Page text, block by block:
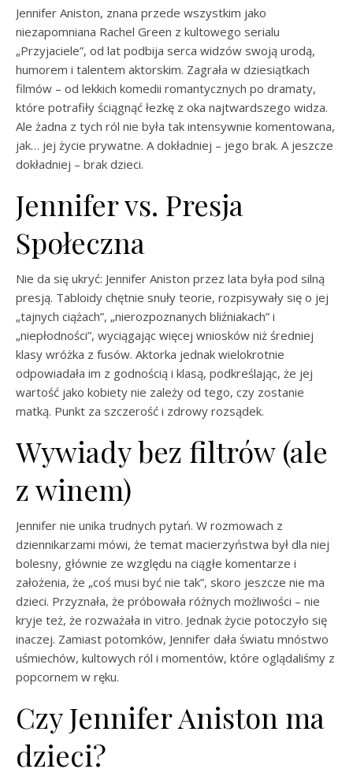
Jennifer Aniston, znana przede wszystkim jako
niezapomniana Rachel Green z kultowego serialu
„Przyjaciele”, od lat podbija serca widzów swoją urodą,
humorem i talentem aktorskim. Zagrała w dziesiątkach
filmów – od lekkich komedii romantycznych po dramaty,
które potrafiły ściągnąć łezkę z oka najtwardszego widza.
Ale żadna z tych ról nie była tak intensywnie komentowana,
jak… jej życie prywatne. A dokładniej – jego brak. A jeszcze
dokładniej – brak dzieci.
Jennifer vs. Presja
Społeczna
Nie da się ukryć: Jennifer Aniston przez lata była pod silną
presją. Tabloidy chętnie snuły teorie, rozpisywały się o jej
„tajnych ciążach”, „nierozpoznanych bliźniakach” i
„niepłodności”, wyciągając więcej wniosków niż średniej
klasy wróżka z fusów. Aktorka jednak wielokrotnie
odpowiadała im z godnością i klasą, podkreślając, że jej
wartość jako kobiety nie zależy od tego, czy zostanie
matką. Punkt za szczerość i zdrowy rozsądek.
Wywiady bez filtrów (ale
z winem)
Jennifer nie unika trudnych pytań. W rozmowach z
dziennikarzami mówi, że temat macierzyństwa był dla niej
bolesny, głównie ze względu na ciągłe komentarze i
założenia, że „coś musi być nie tak”, skoro jeszcze nie ma
dzieci. Przyznała, że próbowała różnych możliwości – nie
kryje też, że rozważała in vitro. Jednak życie potoczyło się
inaczej. Zamiast potomków, Jennifer dała światu mnóstwo
uśmiechów, kultowych ról i momentów, które oglądaliśmy z
popcornem w ręku.
Czy Jennifer Aniston ma
dzieci?